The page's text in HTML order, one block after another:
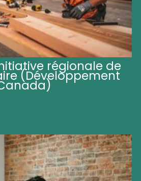
régionale de
(Développement